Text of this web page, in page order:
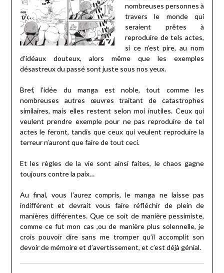
nombreuses personnes à
travers le monde qui
seraient prêtes à
reproduire de tels actes,
si ce n’est pire, au nom
d’idéaux douteux, alors même que les exemples
désastreux du passé sont juste sous nos yeux.
Bref, l’idée du manga est noble, tout comme les
nombreuses autres œuvres traitant de catastrophes
similaires, mais elles restent selon moi inutiles. Ceux qui
veulent prendre exemple pour ne pas reproduire de tel
actes le feront, tandis que ceux qui veulent reproduire la
terreur n’auront que faire de tout ceci.
Et les règles de la vie sont ainsi faites, le chaos gagne
toujours contre la paix…
Au final, vous l’aurez compris, le manga ne laisse pas
indifférent et devrait vous faire réfléchir de plein de
manières différentes. Que ce soit de manière pessimiste,
comme ce fut mon cas ,ou de manière plus solennelle, je
crois pouvoir dire sans me tromper qu’il accomplit son
devoir de mémoire et d’avertissement, et c’est déjà génial.